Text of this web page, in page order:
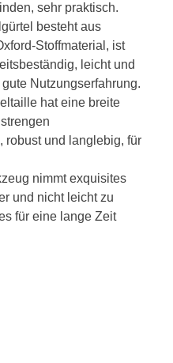
sehr praktisch.
besteht aus
Stoffmaterial, ist
leicht und
Nutzungserfahrung.
hat eine breite
robust und langlebig, für
nimmt exquisites
und nicht leicht zu
für eine lange Zeit